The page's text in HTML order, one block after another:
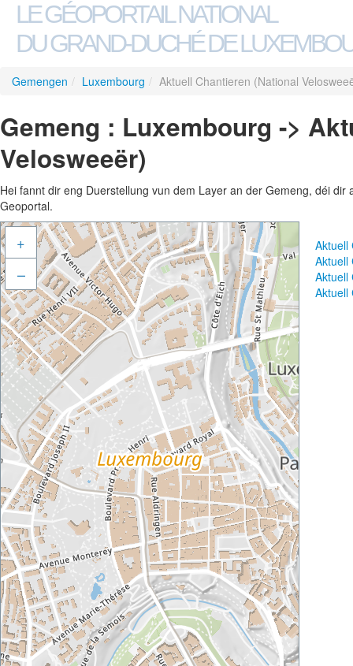
LE GÉOPORTAIL NATIONAL
DU GRAND-DUCHÉ DE
Gemengen / Luxembourg / Aktuell Chantieren (National
Gemeng : Luxembourg ->
Velosweeër)
Hei fannt dir eng Duerstellung vun dem Layer an der Gemeng, déi
Geoportal.
+
–
Aktuell
Aktuell
Aktuell
Aktuell